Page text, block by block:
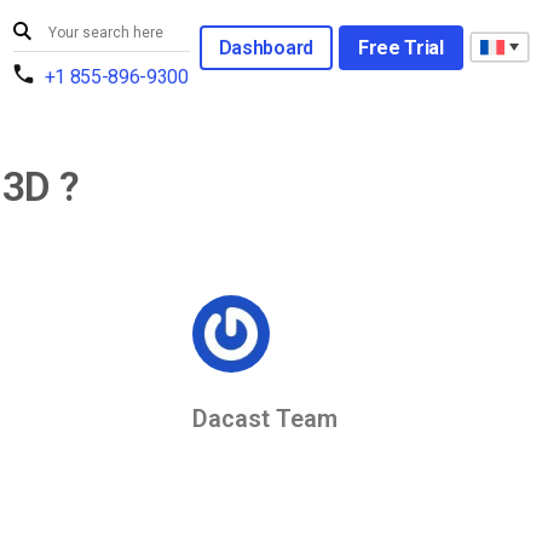
+1 855-896-9300
Dashboard Free Trial
?
Dacast Team